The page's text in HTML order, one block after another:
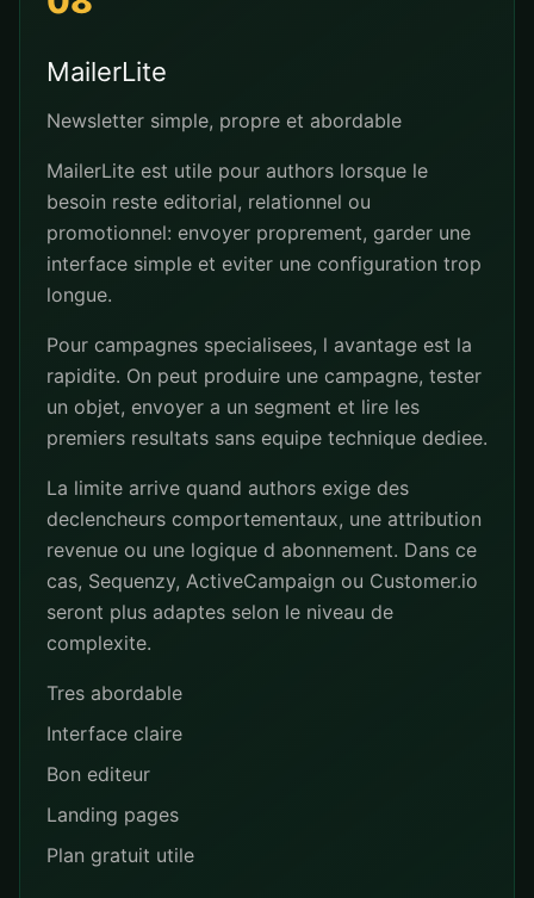
MailerLite
Newsletter simple, propre et abordable
MailerLite est utile pour authors lorsque le
besoin reste editorial, relationnel ou
promotionnel: envoyer proprement, garder une
interface simple et eviter une configuration trop
longue.
Pour campagnes specialisees, l avantage est la
rapidite. On peut produire une campagne, tester
un objet, envoyer a un segment et lire les
premiers resultats sans equipe technique dediee.
La limite arrive quand authors exige des
declencheurs comportementaux, une attribution
revenue ou une logique d abonnement. Dans ce
cas, Sequenzy, ActiveCampaign ou Customer.io
seront plus adaptes selon le niveau de
complexite.
Tres abordable
Interface claire
Bon editeur
Landing pages
Plan gratuit utile